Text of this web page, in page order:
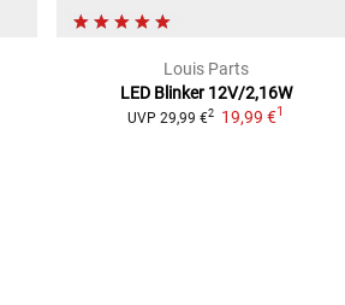
Louis Parts
LED Blinker 12V/2,16W
UVP 29,99 €2 19,99 €1